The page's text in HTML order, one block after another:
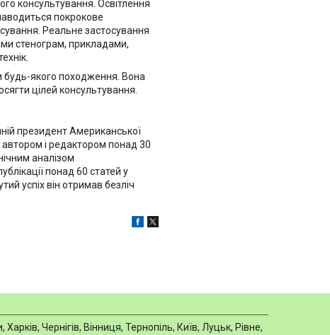
консультування. Освітлення
покрокове
Реальне застосування
стенограм, прикладами,
будь-якого походження. Вона
цілей консультування.
президент Американської
автором і редактором понад 30
аналізом
понад 60 статей у
успіх він отримав безліч
Чернігів, Вінниця, Тернопіль, Київ, Луцьк, Рівне,